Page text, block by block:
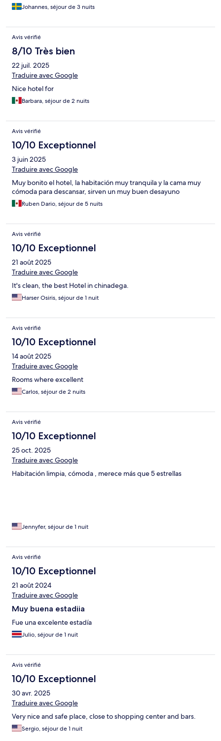
Johannes, séjour de 3 nuits
Avis vérifié
8/10 Très bien
22 juil. 2025
Traduire avec Google
Nice hotel for
Barbara, séjour de 2 nuits
Avis vérifié
10/10 Exceptionnel
3 juin 2025
Traduire avec Google
Muy bonito el hotel, la habitación muy tranquila y la cama muy
cómoda para descansar, sirven un muy buen desayuno
Ruben Dario, séjour de 5 nuits
Avis vérifié
10/10 Exceptionnel
21 août 2025
Traduire avec Google
It's clean, the best Hotel in chinadega.
Harser Osiris, séjour de 1 nuit
Avis vérifié
10/10 Exceptionnel
14 août 2025
Traduire avec Google
Rooms where excellent
Carlos, séjour de 2 nuits
Avis vérifié
10/10 Exceptionnel
25 oct. 2025
Traduire avec Google
Habitación limpia, cómoda , merece más que 5 estrellas
Jennyfer, séjour de 1 nuit
Avis vérifié
10/10 Exceptionnel
21 août 2024
Traduire avec Google
Muy buena estadiia
Fue una excelente estadía
Julio, séjour de 1 nuit
Avis vérifié
10/10 Exceptionnel
30 avr. 2025
Traduire avec Google
Very nice and safe place, close to shopping center and bars.
Sergio, séjour de 1 nuit